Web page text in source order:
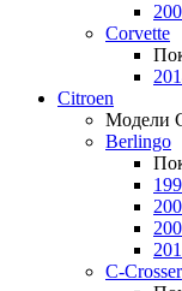
Corvette
Citroen
Модели
Berlingo
C-Crosser